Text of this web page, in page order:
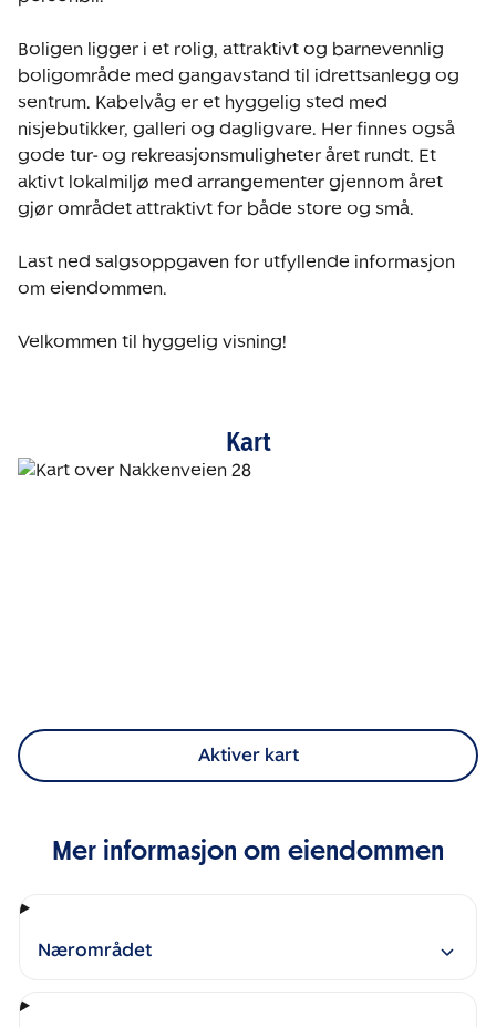
Boligen ligger i et rolig, attraktivt og barnevennlig
boligområde med gangavstand til idrettsanlegg og
sentrum. Kabelvåg er et hyggelig sted med
nisjebutikker, galleri og dagligvare. Her finnes også
gode tur- og rekreasjonsmuligheter året rundt. Et
aktivt lokalmiljø med arrangementer gjennom året
gjør området attraktivt for både store og små.
Last ned salgsoppgaven for utfyllende informasjon
om eiendommen.
Velkommen til hyggelig visning!
Kart
Aktiver kart
Mer informasjon om eiendommen
Nærområdet